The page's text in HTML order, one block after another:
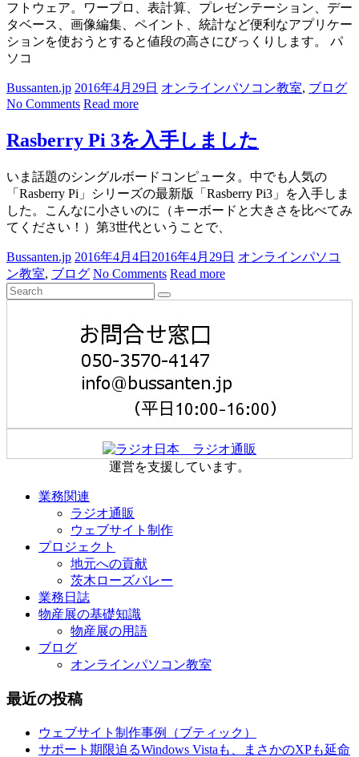
フトウェア。ワープロ、表計算、プレゼンテーション、デー
タベース、画像編集、ペイント、統計など便利なアプリケー
ションを使おうとすると値段の高さにびっくりします。 パ
ソコ
Bussanten.jp 2016年4月29日 オンラインパソコン教室, ブログ
No Comments Read more
Rasberry Pi 3を入手しました
いま話題のシングルボードコンピュータ。中でも人気の
「Rasberry Pi」シリーズの最新版「Rasberry Pi3」を入手しま
した。こんなに小さいのに（キーボードと大きさを比べてみ
てください！）第3世代ということで、
Bussanten.jp 2016年4月4日 2016年4月29日 オンラインパソコ
ン教室, ブログ No Comments Read more
運営を支援しています。
業務関連
ラジオ通販
ウェブサイト制作
プロジェクト
地元への貢献
茨木ローズバレー
業務日誌
物産展の基礎知識
物産展の用語
ブログ
オンラインパソコン教室
最近の投稿
ウェブサイト制作事例（ブティック）
サポート期限迫るWindows Vistaも、まさかのXPも延命